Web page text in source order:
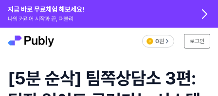
지금 바로 무료체험 해보세요!
나의 커리어 시작과 끝, 퍼블리
0원 로그인
[5분 순삭] 팀쪽상담소 3편: